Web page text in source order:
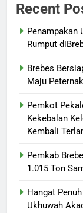
Recent
Penampakan
Rumput
Brebes
Maju
Pemkot
Kekebalan
Kembali
Pemkab
1.015 Ton
Hangat
Ukhuwah